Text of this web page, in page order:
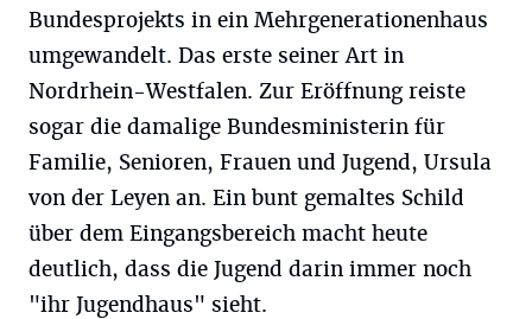
Bundesprojekts in ein Mehrgenerationenhaus
umgewandelt. Das erste seiner Art in
Nordrhein-Westfalen. Zur Eröffnung reiste
sogar die damalige Bundesministerin für
Familie, Senioren, Frauen und Jugend, Ursula
von der Leyen an. Ein bunt gemaltes Schild
über dem Eingangsbereich macht heute
deutlich, dass die Jugend darin immer noch
"ihr Jugendhaus" sieht.